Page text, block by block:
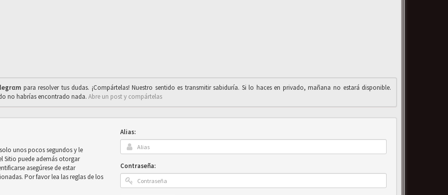
para resolver tus dudas. ¡Compártelas! Nuestro sentido es transmitir sabiduría. Si lo haces en privado, mañana no estará disponible.
no habrías encontrado nada. Abre un post y compártelas
unos pocos segundos y le
Sitio puede además otorgar
asegúrese de estar
Por favor lea las reglas de los
Alias:
Contraseña: